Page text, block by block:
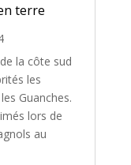
terre
la côte sud
les
Guanches.
lors de
au